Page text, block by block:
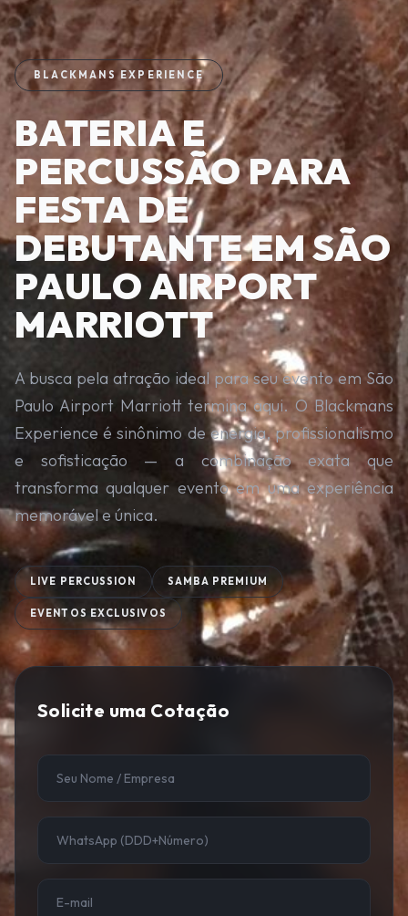
BLACKMANS EXPERIENCE
BATERIA E
PERCUSSÃO PARA
FESTA DE
DEBUTANTE EM SÃO
PAULO AIRPORT
MARRIOTT
A busca pela atração ideal para seu evento em São
Paulo Airport Marriott termina aqui. O Blackmans
Experience é sinônimo de energia, profissionalismo
e sofisticação — a combinação exata que
transforma qualquer evento em uma experiência
memorável e única.
LIVE PERCUSSION SAMBA PREMIUM
EVENTOS EXCLUSIVOS
Solicite uma Cotação